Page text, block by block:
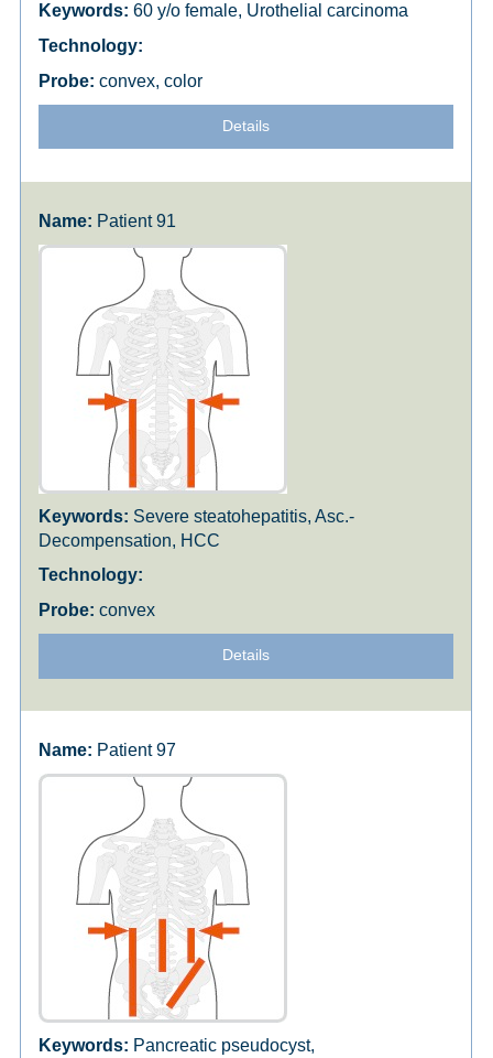
60 y/o female, Urothelial carcinoma
convex, color
Details
Patient 91
Severe steatohepatitis, Asc.-
Decompensation, HCC
convex
Details
Patient 97
Pancreatic pseudocyst,